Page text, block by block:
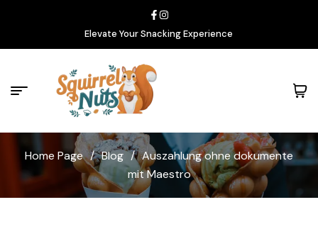
Elevate Your Snacking Experience
Home Page / Blog / Auszahlung ohne dokumente
mit Maestro